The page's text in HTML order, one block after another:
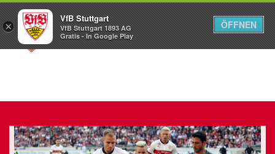
Menü
×
VfB Stuttgart
VfB Stuttgart 1893 AG
Gratis - In Google Play
ÖFFNEN